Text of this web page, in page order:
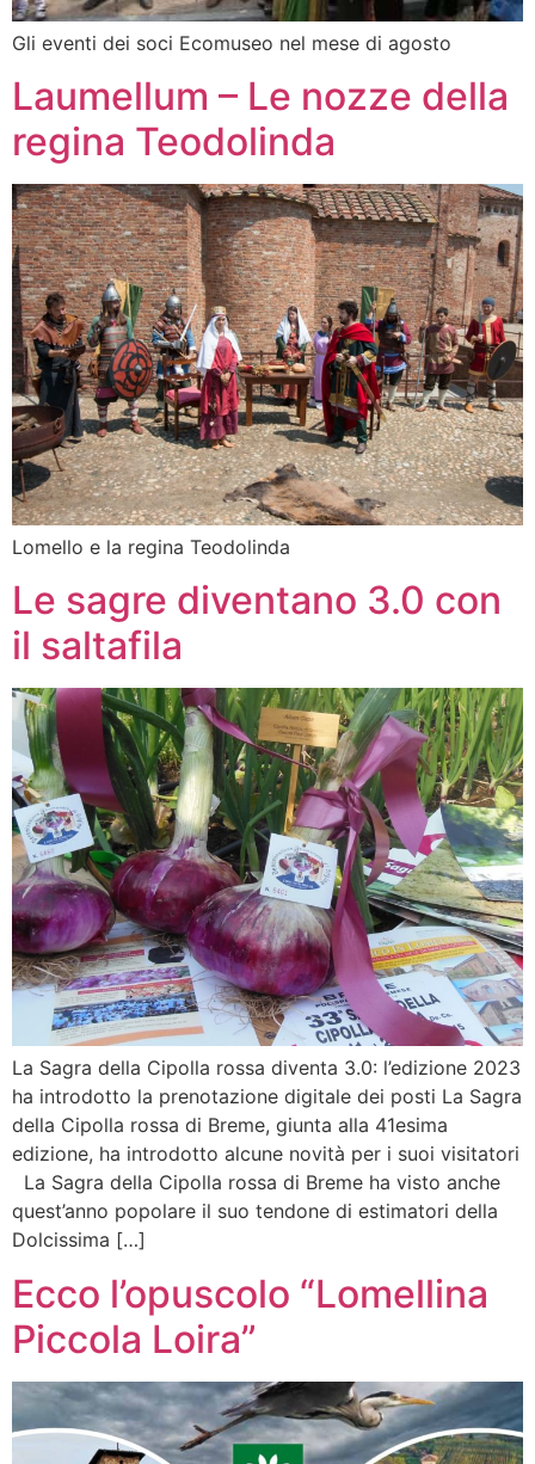
Gli eventi dei soci Ecomuseo nel mese di agosto
Laumellum – Le nozze della
regina Teodolinda
Lomello e la regina Teodolinda
Le sagre diventano 3.0 con
il saltafila
La Sagra della Cipolla rossa diventa 3.0: l’edizione 2023
ha introdotto la prenotazione digitale dei posti La Sagra
della Cipolla rossa di Breme, giunta alla 41esima
edizione, ha introdotto alcune novità per i suoi visitatori
La Sagra della Cipolla rossa di Breme ha visto anche
quest’anno popolare il suo tendone di estimatori della
Dolcissima […]
Ecco l’opuscolo “Lomellina
Piccola Loira”